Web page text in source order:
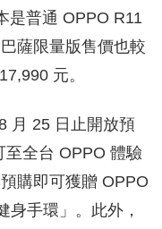
是普通 OPPO R11
薩限量版售價也較
元。
月 25 日止開放預
全台 OPPO 體驗
購即可獲贈 OPPO
身手環」。此外，